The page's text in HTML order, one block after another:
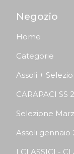
Negozio
Home
Categorie
Assoli +
CARAPACI SS
Selezione
Assoli gennaio
I CLASSICI -